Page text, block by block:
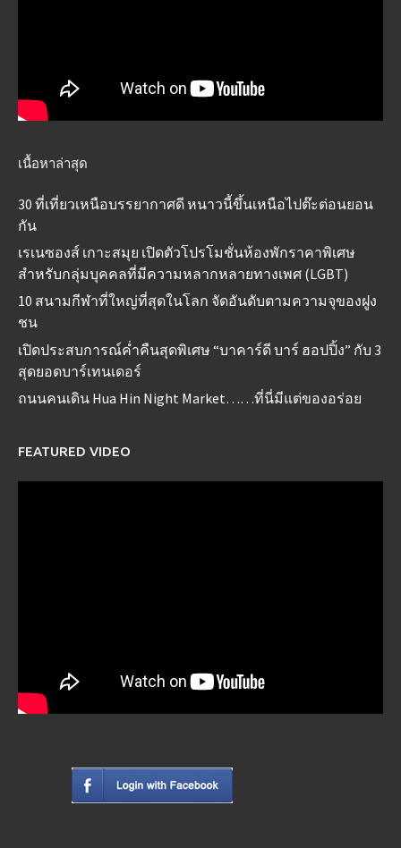
เนื้อหาล่าสุด
30 ที่เที่ยวเหนือบรรยากาศดี หนาวนี้ขึ้นเหนือไปต๊ะต่อนยอน
กัน
เรเนซองส์ เกาะสมุย เปิดตัวโปรโมชั่นห้องพักราคาพิเศษ
สำหรับกลุ่มบุคคลที่มีความหลากหลายทางเพศ (LGBT)
10 สนามกีฬาที่ใหญ่ที่สุดในโลก จัดอันดับตามความจุของฝูง
ชน
เปิดประสบการณ์ค่ำคืนสุดพิเศษ “บาคาร์ดี บาร์ ฮอปปิ้ง” กับ 3
สุดยอดบาร์เทนเดอร์
ถนนคนเดิน Hua Hin Night Market……ที่นี่มีแต่ของอร่อย
FEATURED VIDEO